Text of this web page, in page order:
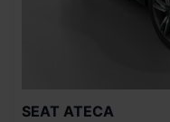
SEAT ATECA